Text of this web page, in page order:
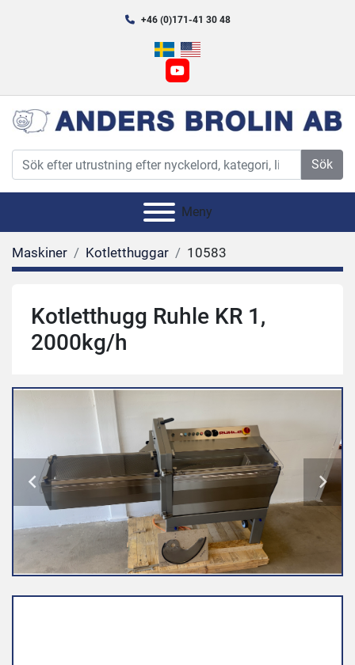
+46 (0)171-41 30 48
youtube
Sök
Meny
Maskiner Kotletthuggar 10583
Kotletthugg Ruhle KR 1,
2000kg/h